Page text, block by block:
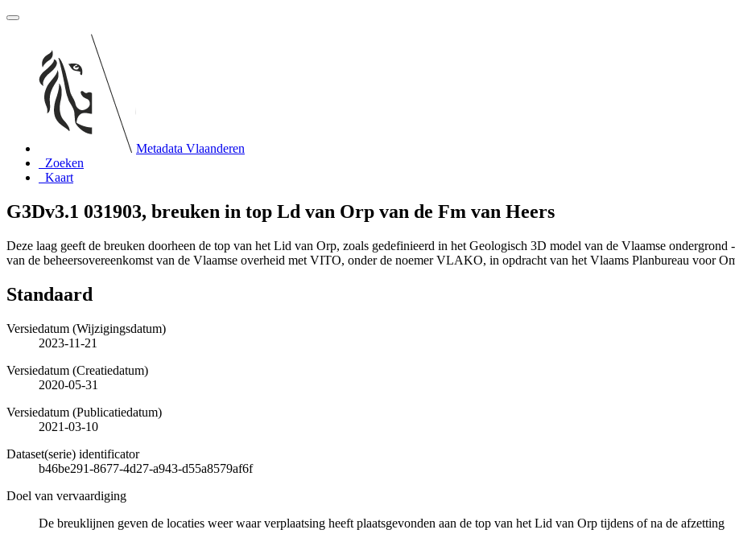
Metadata Vlaanderen
Zoeken
Kaart
G3Dv3.1 031903, breuken in top Ld van Orp van de Fm van Heers
Deze laag geeft de breuken doorheen de top van het Lid van Orp, zoals gedefinieerd in het Geologisch 3D model van de Vlaamse
van de beheersovereenkomst van de Vlaamse overheid met VITO, onder de noemer VLAKO, in opdracht van het Vlaams Planbureau voor
Standaard
Versiedatum (Wijzigingsdatum)
2023-11-21
Versiedatum (Creatiedatum)
2020-05-31
Versiedatum (Publicatiedatum)
2021-03-10
Dataset(serie) identificator
b46be291-8677-4d27-a943-d55a8579af6f
Doel van vervaardiging
De breuklijnen geven de locaties weer waar verplaatsing heeft plaatsgevonden aan de top van het Lid van Orp tijdens of na de afzetting